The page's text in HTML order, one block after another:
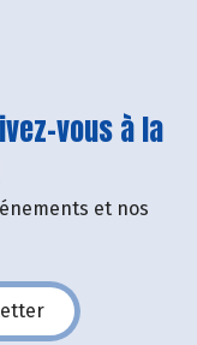
vous à la
et nos